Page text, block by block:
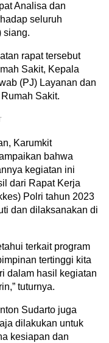
Analisa dan
seluruh
siang.
rapat tersebut
Sakit, Kepala
(PJ) Layanan dan
Sakit.
Karumkit
bahwa
kegiatan ini
dari Rapat Kerja
Polri tahun 2023
dan dilaksanakan di
terkait program
tertinggi kita
dalam hasil kegiatan
tuturnya.
Sudarto juga
dilakukan untuk
kesiapan dan